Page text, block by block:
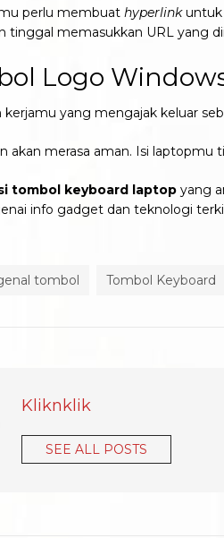
perlu membuat hyperlinkuntuk
tinggal memasukkan URL yang
Logo
kerjamu yang mengajak keluar
akan merasa aman. Isi
tombol keyboard laptop yang
info gadget dan teknologi
tombol Tombol Keyboard
Kliknklik
SEE ALL POSTS